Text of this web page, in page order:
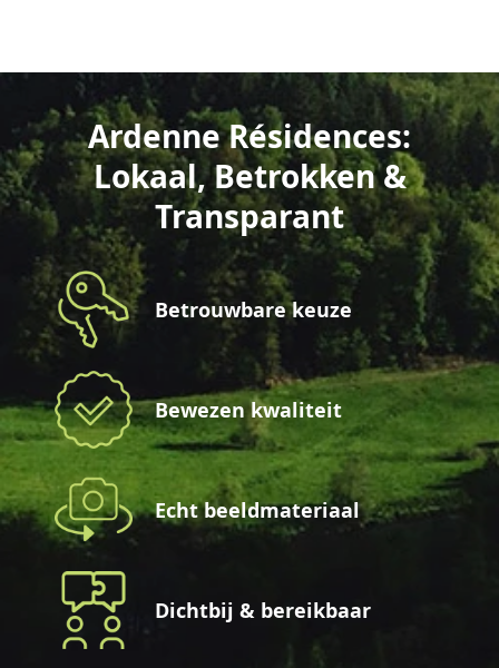
Ardenne Résidences:
Lokaal, Betrokken &
Transparant
Betrouwbare keuze
Bewezen kwaliteit
Echt beeldmateriaal
Dichtbij & bereikbaar